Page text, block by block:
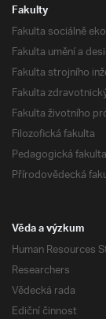
Fakulty
Fakulta sociálně
Fakulta umění a
Fakulta strojního
Fakulta
Fakulta životního
Filozofická fakulta
Pedagogická fakulta
Přírodovědecká
Věda a výzkum
Human Resources
Researchers
Vědecká rada
Ediční činnost